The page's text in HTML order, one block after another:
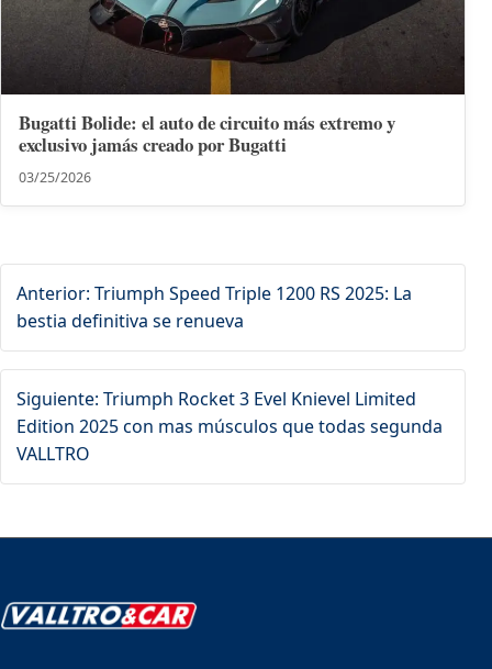
Bugatti Bolide: el auto de circuito más extremo y
exclusivo jamás creado por Bugatti
03/25/2026
Anterior: Triumph Speed Triple 1200 RS 2025: La
bestia definitiva se renueva
Siguiente: Triumph Rocket 3 Evel Knievel Limited
Edition 2025 con mas músculos que todas segunda
VALLTRO